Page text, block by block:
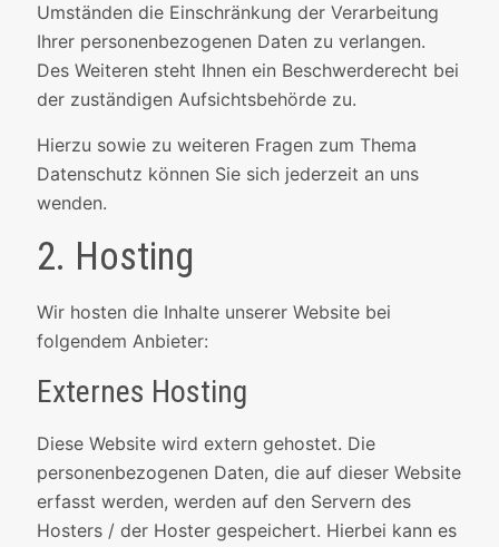
Umständen die Einschränkung der Verarbeitung
Ihrer personenbezogenen Daten zu verlangen.
Des Weiteren steht Ihnen ein Beschwerderecht bei
der zuständigen Aufsichtsbehörde zu.
Hierzu sowie zu weiteren Fragen zum Thema
Datenschutz können Sie sich jederzeit an uns
wenden.
2. Hosting
Wir hosten die Inhalte unserer Website bei
folgendem Anbieter:
Externes Hosting
Diese Website wird extern gehostet. Die
personenbezogenen Daten, die auf dieser Website
erfasst werden, werden auf den Servern des
Hosters / der Hoster gespeichert. Hierbei kann es